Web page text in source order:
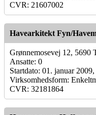
CVR: 21607002
Havearkitekt Fyn/
Grønnemosevej 12, 5690
Ansatte: 0
Startdato: 01. januar 2009,
Virksomhedsform:
CVR: 32181864